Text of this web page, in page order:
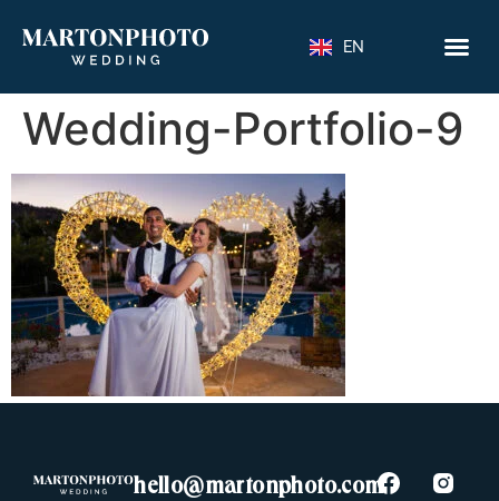
EN
Wedding-Portfolio-9
hello@martonphoto.com